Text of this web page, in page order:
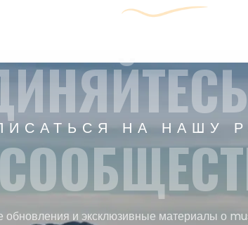
НА НАШУ
обновления и эксклюзивные материалы о